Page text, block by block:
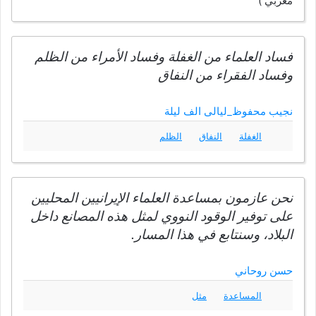
فساد العلماء من الغفلة وفساد الأمراء من الظلم
وفساد الفقراء من النفاق
نجيب محفوظ_ليالى الف ليلة
الغفلة النفاق الظلم
نحن عازمون بمساعدة العلماء الإيرانيين المحليين
على توفير الوقود النووي لمثل هذه المصانع داخل
البلاد، وسنتابع في هذا المسار.
حسن روحاني
المساعدة مثل